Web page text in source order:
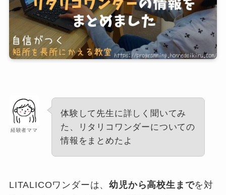
経験者ママ
体験して先生に詳しく聞いてみ
た、リタリコワンダーについての
情報をまとめたよ
LITALICOワンダーは、幼児から高校生までを対